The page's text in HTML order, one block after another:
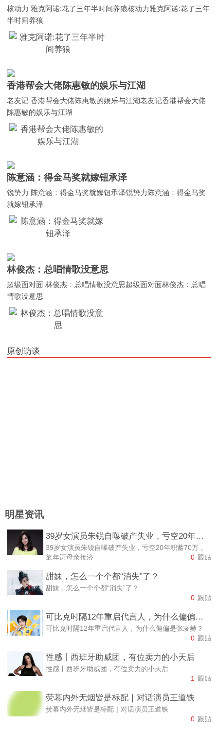
核动力 雅克阿诺:花了三年半时间养狼核动力雅克阿诺:花了三年
半时间养狼
香港帮会大佬陈惠敏的娱乐与江湖
老友记 香港帮会大佬陈惠敏的娱乐与江湖老友记香港帮会大佬
陈惠敏的娱乐与江湖
陈意涵：得金马奖就嫁钮承泽
锐势力 陈意涵：得金马奖就嫁钮承泽锐势力陈意涵：得金马奖
就嫁钮承泽
林俊杰：总唱情歌没意思
超级面对面 林俊杰：总唱情歌没意思超级面对面林俊杰：总唱
情歌没意思
原创访谈
明星资讯
39岁女演员朱锐自曝破产失业，亏空20年积蓄70万，靠年迈母亲接济
39岁女演员朱锐自曝破产失业，亏空20年积蓄70万，
靠年迈母亲接济
0 跟贴
甜妹，怎么一个个都“消失”了？
甜妹，怎么一个个都“消失”了？
0 跟贴
可比克时隔12年重启代言人，为什么偏偏是张凌赫？
可比克时隔12年重启代言人，为什么偏偏是张凌赫？
0 跟贴
性感丨西班牙助威团，有位卖力的小天后
性感丨西班牙助威团，有位卖力的小天后
1
跟贴
荧幕内外无烟皆是标配｜对话演员王道铁
荧幕内外无烟皆是标配｜对话演员王道铁
0 跟贴